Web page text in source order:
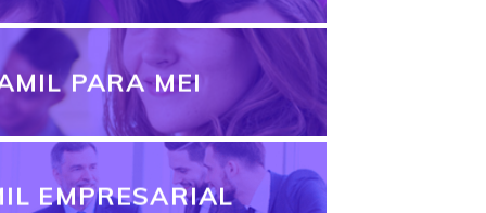
PARA MEI
EMPRESARIAL